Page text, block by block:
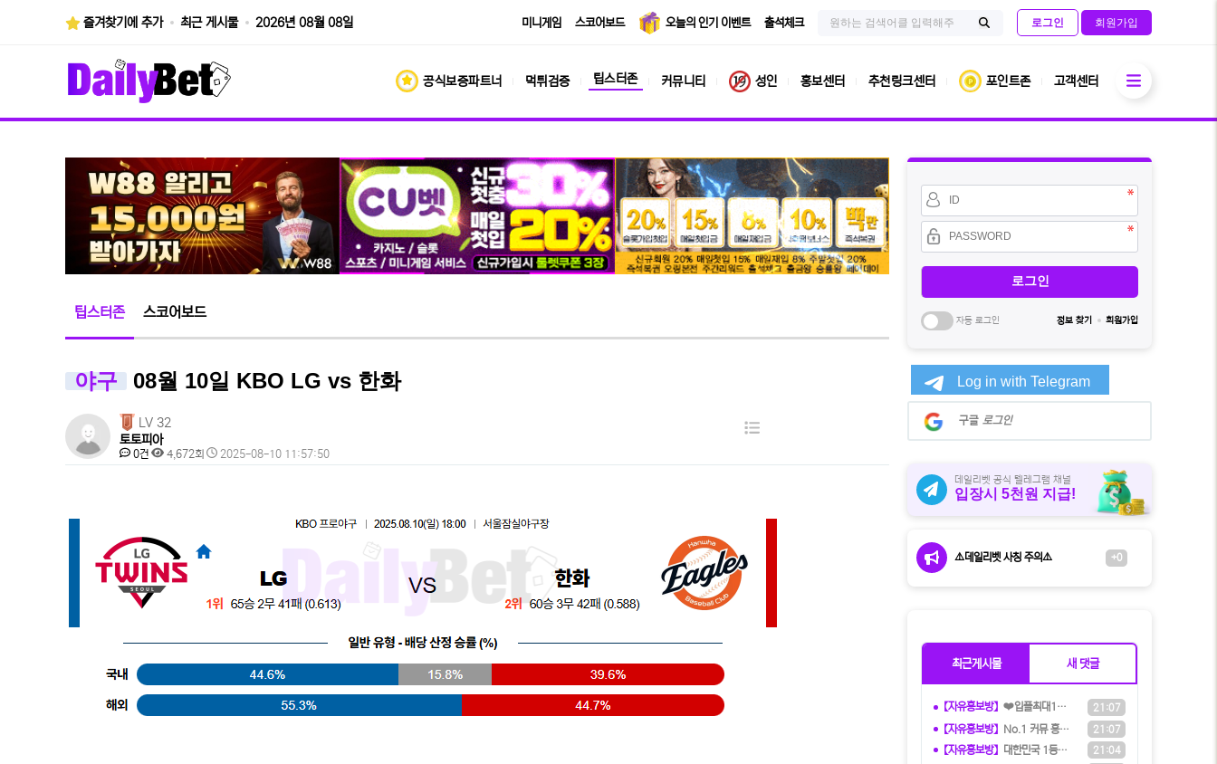
즐겨찾기에 추가 최근 게시물 2026년 08월 08일 미니게임 스코어보드 오늘의 인기 이벤트 출석체크
체
검
로그인 회원가입
공식보증파트너 먹튀검증 팁스터존 커뮤니티 성인 홍보센터 추천링크센터 포인트존 고객센터
회
원
아
이
디
필
비
밀
번
필
자동 로그인 정보 찾기 회원가입
셜
로
그
구글 로그인
데일리벳 공식 텔레그램 채널
입장시 5천원 지급!
⚠️데일리벳 사칭 주의⚠️ +0
최근게시물 새 댓글
【자유홍보방】 ❤️️입플최대100%❤️✨억대보증 C 21:07
【자유홍보방】 ️️No.1 커뮤 홍보대행 프️로그램 21:07
【자유홍보방】 ️대한민국️ 1등 토토 카지노 솔루션 21:04
팁스터존 스코어보드
야구 08월 10일 KBO LG vs 한화
페
이
지
LV 32
토토피아
댓
글
0건 조
회
4,672회 작
성
2025-08-10 11:57:50